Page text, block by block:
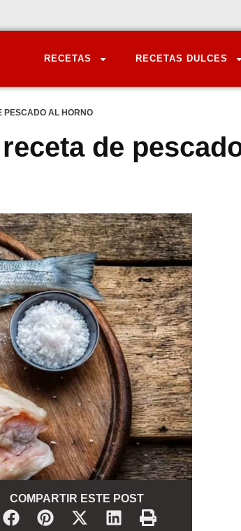
RECETAS RECETAS DULCES
PESCADO AL HORNO
de
COMPARTIR ESTE POST